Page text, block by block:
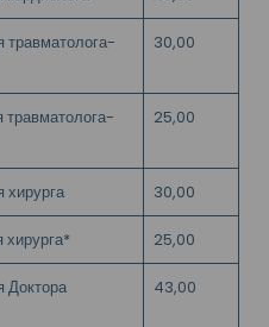
травматолога-
30,00
травматолога-
25,00
хирурга 30,00
хирурга* 25,00
Доктора
43,00